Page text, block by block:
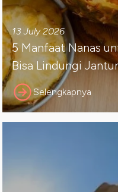
13 July 2026
5 Manfaat Nanas
Bisa Lindungi
Selengkapnya